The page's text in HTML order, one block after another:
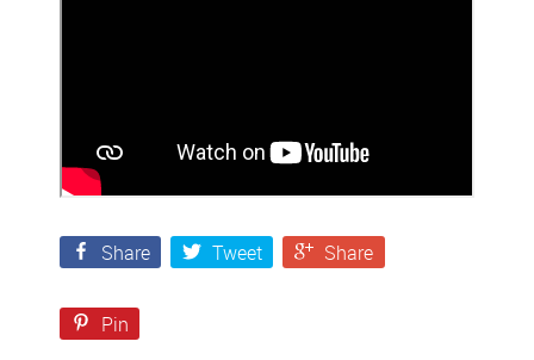
Share Tweet Share
Pin